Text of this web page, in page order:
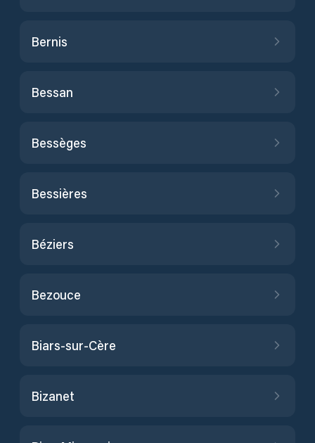
Bernis
Bessan
Bessèges
Bessières
Béziers
Bezouce
Biars-sur-Cère
Bizanet